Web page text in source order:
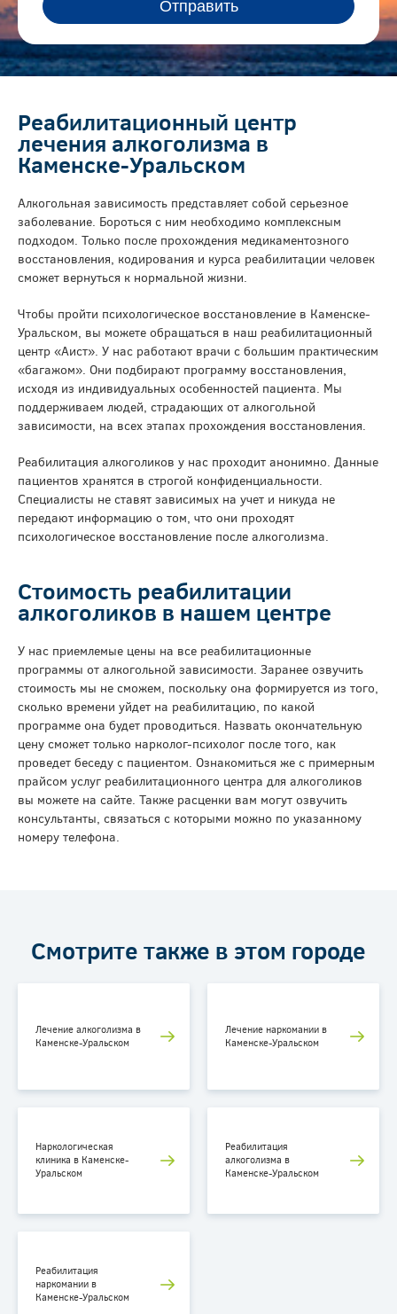
Реабилитационный центр
лечения алкоголизма в
Каменске-Уральском
Алкогольная зависимость представляет собой серьезное
заболевание. Бороться с ним необходимо комплексным
подходом. Только после прохождения медикаментозного
восстановления, кодирования и курса реабилитации человек
сможет вернуться к нормальной жизни.
Чтобы пройти психологическое восстановление в Каменске-
Уральском, вы можете обращаться в наш реабилитационный
центр «Аист». У нас работают врачи с большим практическим
«багажом». Они подбирают программу восстановления,
исходя из индивидуальных особенностей пациента. Мы
поддерживаем людей, страдающих от алкогольной
зависимости, на всех этапах прохождения восстановления.
Реабилитация алкоголиков у нас проходит анонимно. Данные
пациентов хранятся в строгой конфиденциальности.
Специалисты не ставят зависимых на учет и никуда не
передают информацию о том, что они проходят
психологическое восстановление после алкоголизма.
Стоимость реабилитации
алкоголиков в нашем центре
У нас приемлемые цены на все реабилитационные
программы от алкогольной зависимости. Заранее озвучить
стоимость мы не сможем, поскольку она формируется из того,
сколько времени уйдет на реабилитацию, по какой
программе она будет проводиться. Назвать окончательную
цену сможет только нарколог-психолог после того, как
проведет беседу с пациентом. Ознакомиться же с примерным
прайсом услуг реабилитационного центра для алкоголиков
вы можете на сайте. Также расценки вам могут озвучить
консультанты, связаться с которыми можно по указанному
номеру телефона.
Смотрите также в этом городе
Лечение алкоголизма в
Каменске-Уральском
Лечение наркомании в
Каменске-Уральском
Наркологическая
клиника в Каменске-
Уральском
Реабилитация
алкоголизма в
Каменске-Уральском
Реабилитация
наркомании в
Каменске-Уральском